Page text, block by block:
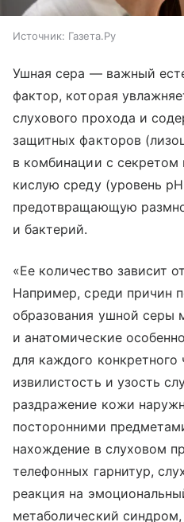
Источник: Газета.Ру
Ушная сера — важный
фактор, которая
слухового прохода и
защитных факторов
в комбинации с секретом
кислую среду (уровень
предотвращающую
и бактерий.
«Ее количество зависит
Например, среди причин
образования ушной серы
и анатомические
для каждого конкретного
извилистость и узость
раздражение кожи
посторонними
нахождение в слуховом
телефонных гарнитур,
реакция на
метаболический